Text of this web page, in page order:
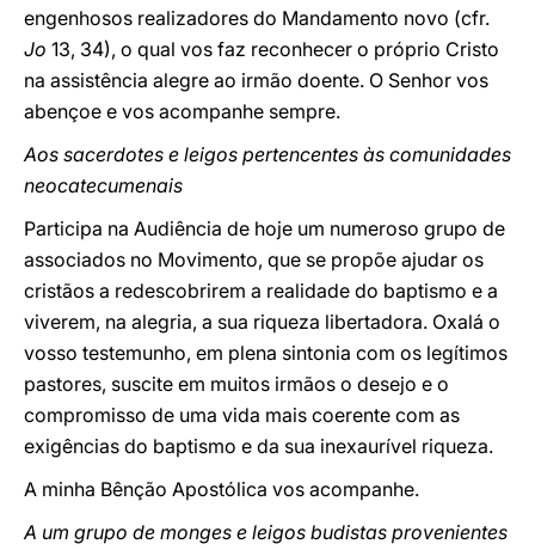
engenhosos realizadores do Mandamento novo (cfr.
Jo 13, 34), o qual vos faz reconhecer o próprio Cristo
na assistência alegre ao irmão doente. O Senhor vos
abençoe e vos acompanhe sempre.
Aos sacerdotes e leigos pertencentes às comunidades
neocatecumenais
Participa na Audiência de hoje um numeroso grupo de
associados no Movimento, que se propõe ajudar os
cristãos a redescobrirem a realidade do baptismo e a
viverem, na alegria, a sua riqueza libertadora. Oxalá o
vosso testemunho, em plena sintonia com os legítimos
pastores, suscite em muitos irmãos o desejo e o
compromisso de uma vida mais coerente com as
exigências do baptismo e da sua inexaurível riqueza.
A minha Bênção Apostólica vos acompanhe.
A um grupo de monges e leigos budistas provenientes